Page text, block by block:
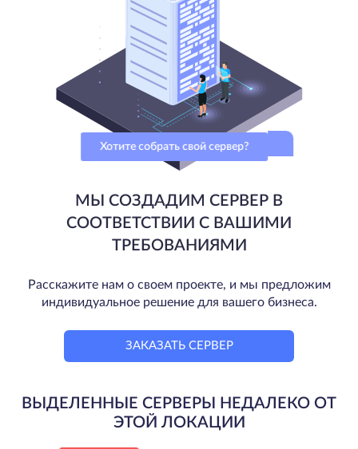
Хотите собрать свой сервер?
МЫ СОЗДАДИМ СЕРВЕР В
СООТВЕТСТВИИ С ВАШИМИ
ТРЕБОВАНИЯМИ
Расскажите нам о своем проекте, и мы предложим
индивидуальное решение для вашего бизнеса.
ЗАКАЗАТЬ СЕРВЕР
ВЫДЕЛЕННЫЕ СЕРВЕРЫ НЕДАЛЕКО ОТ
ЭТОЙ ЛОКАЦИИ